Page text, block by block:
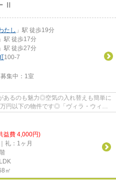
Ⅱ
たし 」駅 徒歩19分
」駅 徒歩17分
」駅 徒歩27分
100-7
集中： 1室
あるのも魅力◎空気の入れ替えも簡単に
円以下の物件です◎「ヴィラ・ウィロ
益費 4,000円)
礼：1ヶ月
㎡